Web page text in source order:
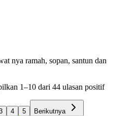
nya ramah, sopan, santun dan
1–10 dari 44 ulasan positif
4 5 Berikutnya